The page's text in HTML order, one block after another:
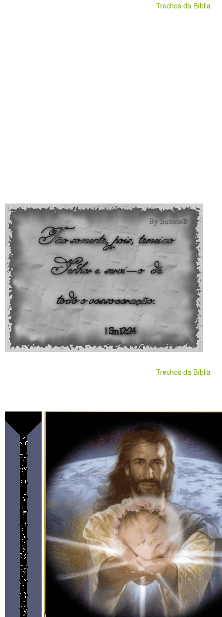
Trechos da Bíblia
Trechos da Bíblia